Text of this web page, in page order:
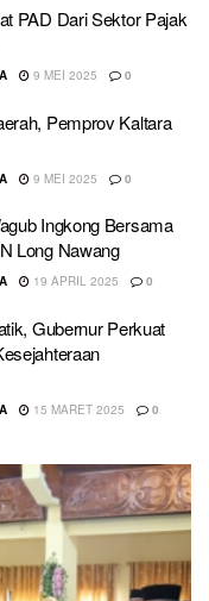
PAD Dari Sektor Pajak
9 MEI 2025 0
Pemprov Kaltara
9 MEI 2025 0
Ingkong Bersama
Long Nawang
19 APRIL 2025 0
Gubernur Perkuat
15 MARET 2025 0